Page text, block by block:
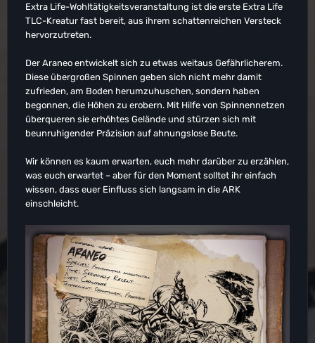
Extra Life-Wohltätigkeitsveranstaltung ist die erste Extra Life
TLC-Kreatur fast bereit, aus ihrem schattenreichen Versteck
hervorzutreten.
Der Araneo entwickelt sich zu etwas weitaus Gefährlicherem.
Diese übergroßen Spinnen geben sich nicht mehr damit
zufrieden, am Boden herumzuhuschen, sondern haben
begonnen, die Höhen zu erobern. Mit Hilfe von Spinnennetzen
überqueren sie erhöhtes Gelände und stürzen sich mit
beunruhigender Präzision auf ahnungslose Beute.
Wir können es kaum erwarten, euch mehr darüber zu erzählen,
was euch erwartet – aber für den Moment solltet ihr einfach
wissen, dass euer Einfluss sich langsam in die ARK
einschleicht.